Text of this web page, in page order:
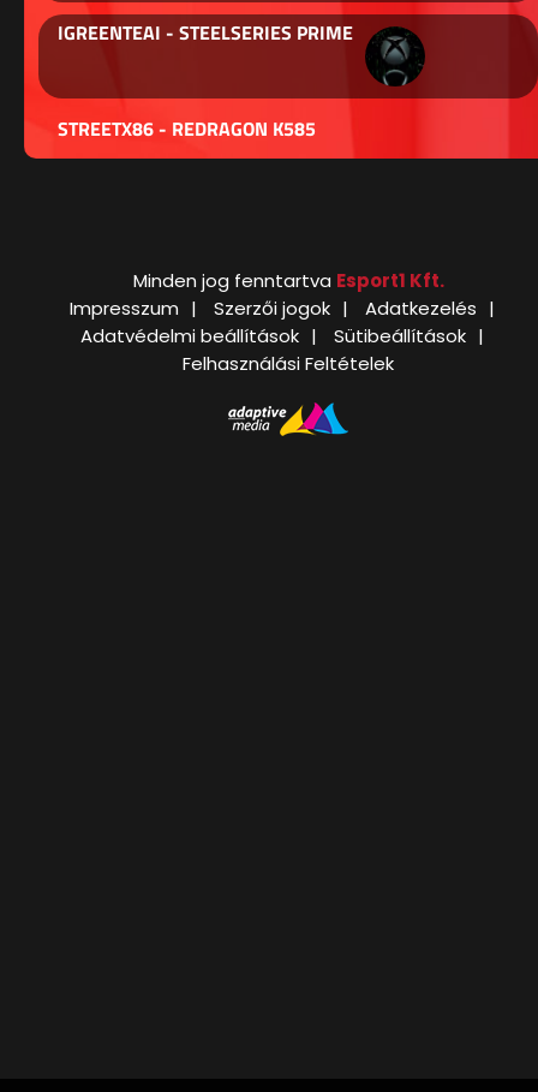
IGREENTEAI - STEELSERIES PRIME
STREETX86 - REDRAGON K585
Minden jog fenntartva Esport1 Kft.
Impresszum
Szerzői jogok
Adatkezelés
Adatvédelmi beállítások
Sütibeállítások
Felhasználási Feltételek